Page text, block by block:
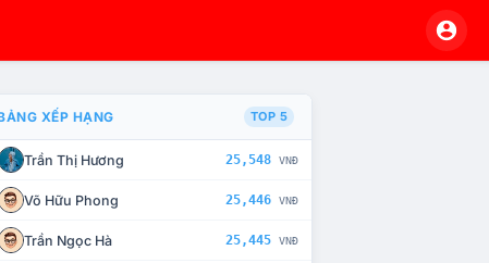
CHẾ TÀI XỬ LÝ VI PHẠM
XẾP HẠNG TOP 5
Trần Thị Hương 25,548 VNĐ
Võ Hữu Phong 25,446 VNĐ
Trần Ngọc Hà 25,445 VNĐ